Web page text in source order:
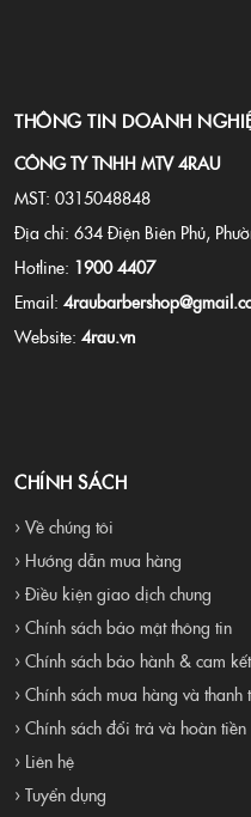
THÔNG TIN DOANH
CÔNG TY TNHH MTV 4RAU
MST: 0315048848
Địa chỉ: 634 Điện Biên Phủ,
Hotline: 1900 4407
Email:
Website: 4rau.vn
CHÍNH SÁCH
› Về chúng tôi
› Hướng dẫn mua hàng
› Điều kiện giao dịch chung
› Chính sách bảo mật thông tin
› Chính sách bảo hành & cam
› Chính sách mua hàng và thanh
› Chính sách đổi trả và hoàn tiền
› Liên hệ
› Tuyển dụng